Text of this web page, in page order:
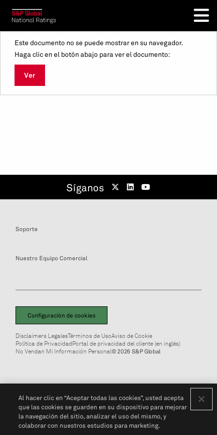
Este documento no se puede mostrar en su navegador.
Haga clic en el botón abajo para ver el documento:
Ver
Síganos
Soporte
Nuestro Equipo Comercial
Configuración de cookies
Disclaimers LegalesTérminos de UsoAviso de Cookie
Política de PrivacidadPortal de privacidad del cliente (en inglés)
No Vendan Mi Información Personal© 2026 S&P Global
Al hacer clic en “Aceptar todas las cookies”, usted acepta
que las cookies se guarden en su dispositivo para mejorar
la navegación del sitio, analizar el uso del mismo, y
colaborar con nuestros estudios para marketing.